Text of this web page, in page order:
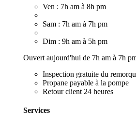
Ven : 7h am à 8h pm
Sam : 7h am à 7h pm
Dim : 9h am à 5h pm
Ouvert aujourd'hui de 7h am à 7h
Inspection gratuite du
Propane payable à la pompe
Retour client 24 heures
Services